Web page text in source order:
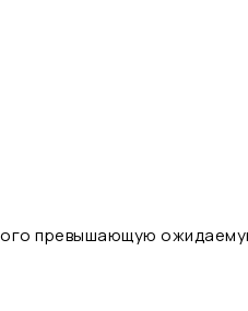
превышающую